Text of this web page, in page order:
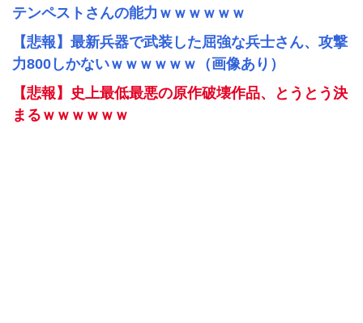
テンペストさんの能力ｗｗｗｗｗｗ
【悲報】最新兵器で武装した屈強な兵士さん、攻撃
力800しかないｗｗｗｗｗｗ（画像あり）
【悲報】史上最低最悪の原作破壊作品、とうとう決
まるｗｗｗｗｗｗ